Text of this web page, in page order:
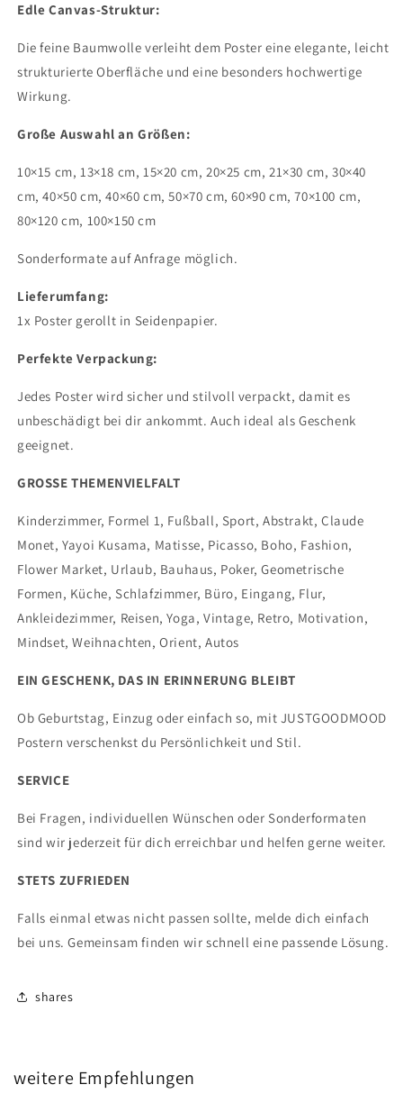
Edle Canvas-Struktur:
Die feine Baumwolle verleiht dem Poster eine elegante, leicht
strukturierte Oberfläche und eine besonders hochwertige
Wirkung.
Große Auswahl an Größen:
10×15 cm, 13×18 cm, 15×20 cm, 20×25 cm, 21×30 cm, 30×40
cm, 40×50 cm, 40×60 cm, 50×70 cm, 60×90 cm, 70×100 cm,
80×120 cm, 100×150 cm
Sonderformate auf Anfrage möglich.
Lieferumfang:
1x Poster gerollt in Seidenpapier.
Perfekte Verpackung:
Jedes Poster wird sicher und stilvoll verpackt, damit es
unbeschädigt bei dir ankommt. Auch ideal als Geschenk
geeignet.
GROSSE THEMENVIELFALT
Kinderzimmer, Formel 1, Fußball, Sport, Abstrakt, Claude
Monet, Yayoi Kusama, Matisse, Picasso, Boho, Fashion,
Flower Market, Urlaub, Bauhaus, Poker, Geometrische
Formen, Küche, Schlafzimmer, Büro, Eingang, Flur,
Ankleidezimmer, Reisen, Yoga, Vintage, Retro, Motivation,
Mindset, Weihnachten, Orient, Autos
EIN GESCHENK, DAS IN ERINNERUNG BLEIBT
Ob Geburtstag, Einzug oder einfach so, mit JUSTGOODMOOD
Postern verschenkst du Persönlichkeit und Stil.
SERVICE
Bei Fragen, individuellen Wünschen oder Sonderformaten
sind wir jederzeit für dich erreichbar und helfen gerne weiter.
STETS ZUFRIEDEN
Falls einmal etwas nicht passen sollte, melde dich einfach
bei uns. Gemeinsam finden wir schnell eine passende Lösung.
shares
weitere Empfehlungen